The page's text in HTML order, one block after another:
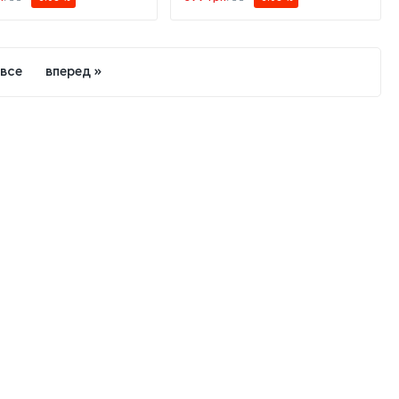
все вперед »